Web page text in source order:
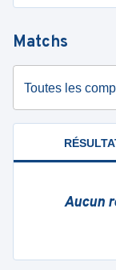
Matchs
Toutes les
Aucun